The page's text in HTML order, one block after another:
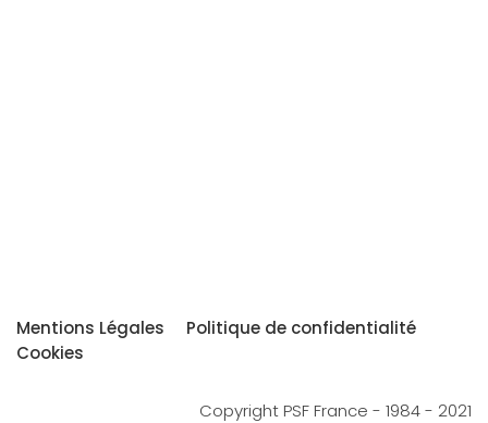
Mentions Légales
Politique de confidentialité
Cookies
Copyright PSF France - 1984 - 2021